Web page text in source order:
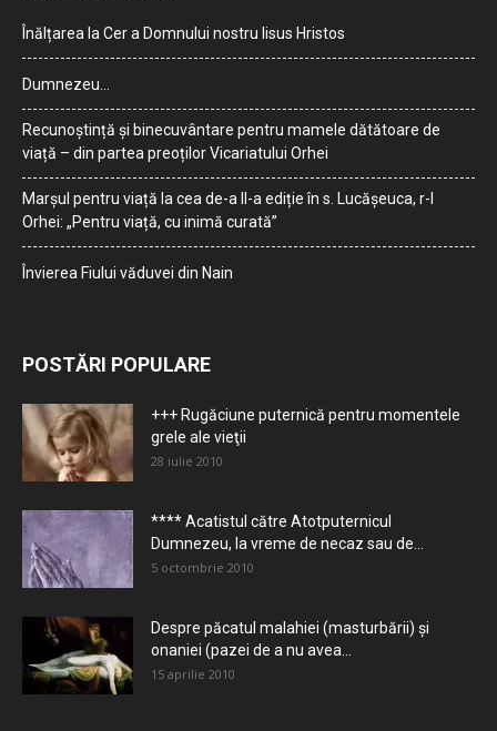
Înălțarea la Cer a Domnului nostru Iisus Hristos
Dumnezeu…
Recunoștință și binecuvântare pentru mamele dătătoare de
viață – din partea preoților Vicariatului Orhei
Marșul pentru viață la cea de-a II-a ediție în s. Lucășeuca, r-l
Orhei: „Pentru viață, cu inimă curată”
Învierea Fiului văduvei din Nain
POSTĂRI POPULARE
+++ Rugăciune puternică pentru momentele
grele ale vieţii
28 iulie 2010
**** Acatistul către Atotputernicul
Dumnezeu, la vreme de necaz sau de...
5 octombrie 2010
Despre păcatul malahiei (masturbării) şi
onaniei (pazei de a nu avea...
15 aprilie 2010